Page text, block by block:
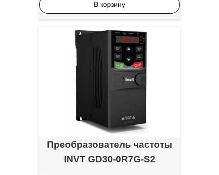
В корзину
Преобразователь частоты
INVT GD30-0R7G-S2